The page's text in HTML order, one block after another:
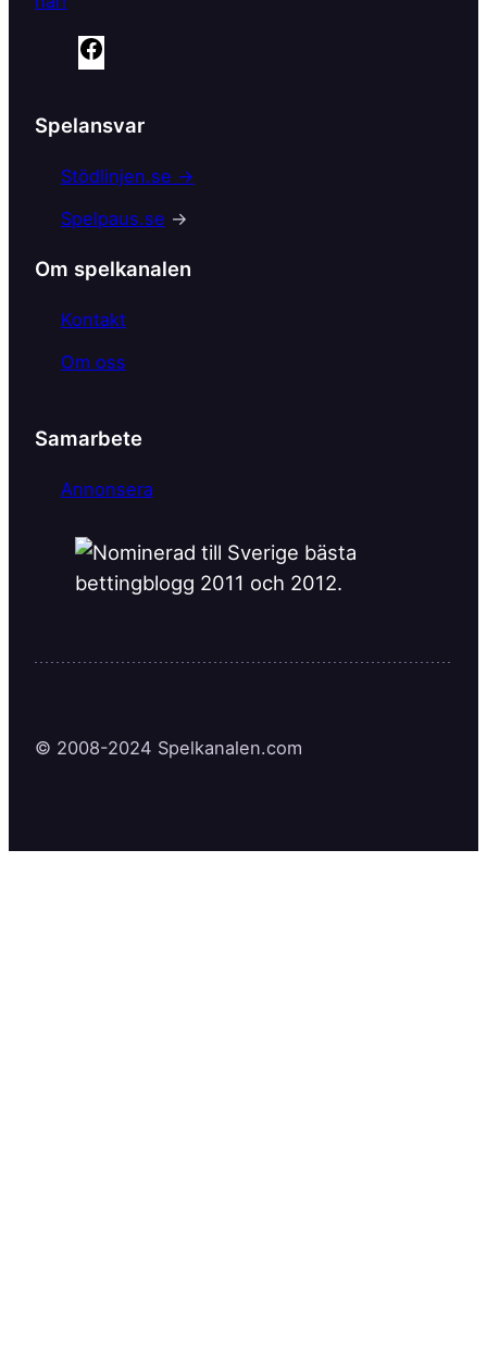
e
b
o
k
Spelansvar
Stödlinjen.se →
Spelpaus.se →
Om spelkanalen
Kontakt
Om oss
Samarbete
Annonsera
© 2008-2024 Spelkanalen.com